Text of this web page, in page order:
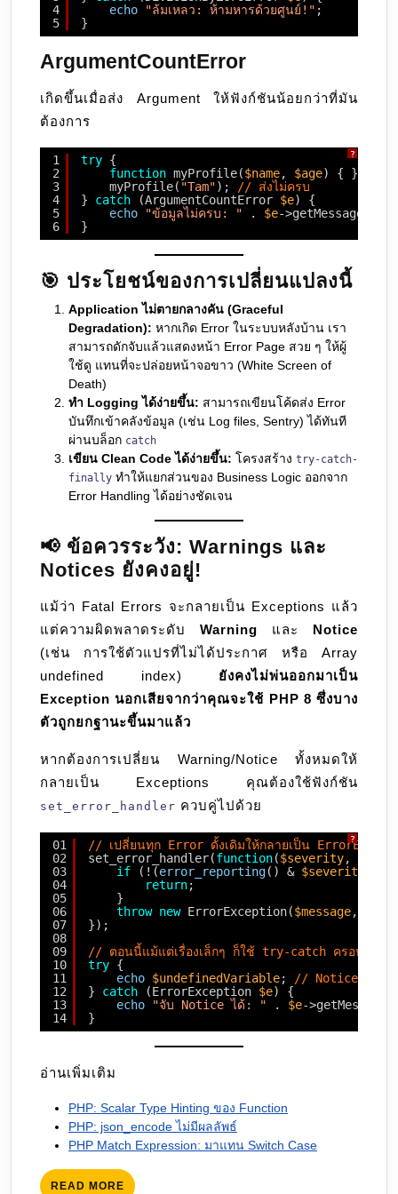
4
5
echo
"ล้มเหลว: ห้ามหารด้วยศูนย์!" ;
}
ArgumentCountError
เกิดขึ้นเมื่อส่ง Argument ให้ฟังก์ชันน้อยกว่าที่มัน
ต้องการ
?
1
2
3
4
5
6
try {
function myProfile($name, $age) { }
myProfile( "Tam"); // ส่งไม่ครบ
} catch (ArgumentCountError $e) {
echo
"ข้อมูลไม่ครบ: " . $e->getMessage();
}
🎯 ประโยชน์ของการเปลี่ยนแปลงนี้
Application ไม่ตายกลางคัน (Graceful
Degradation): หากเกิด Error ในระบบหลังบ้าน เรา
สามารถดักจับแล้วแสดงหน้า Error Page สวย ๆ ให้ผู้
ใช้ดู แทนที่จะปล่อยหน้าจอขาว (White Screen of
Death)
ทำ Logging ได้ง่ายขึ้น: สามารถเขียนโค้ดส่ง Error
บันทึกเข้าคลังข้อมูล (เช่น Log files, Sentry) ได้ทันที
ผ่านบล็อก catch
เขียน Clean Code ได้ง่ายขึ้น: โครงสร้าง try-catch-
finally ทำให้แยกส่วนของ Business Logic ออกจาก
Error Handling ได้อย่างชัดเจน
📢 ข้อควรระวัง: Warnings และ
Notices ยังคงอยู่!
แม้ว่า Fatal Errors จะกลายเป็น Exceptions แล้ว
แต่ความผิดพลาดระดับ Warning และ Notice
(เช่น การใช้ตัวแปรที่ไม่ได้ประกาศ หรือ Array
undefined index) ยังคงไม่พ่นออกมาเป็น
Exception นอกเสียจากว่าคุณจะใช้ PHP 8 ซึ่งบาง
ตัวถูกยกฐานะขึ้นมาแล้ว
หากต้องการเปลี่ยน Warning/Notice ทั้งหมดให้
กลายเป็น Exceptions คุณต้องใช้ฟังก์ชัน
set_error_handler ควบคู่ไปด้วย
?
01
02
03
04
05
06
07
08
09
10
11
12
13
14
// เปลี่ยนทุก Error ดั้งเดิมให้กลายเป็น
set_error_handler(function($severity,
if
(!(error_reporting() & $severity
return;
}
throw new ErrorException($message, 0,
});
// ตอนนี้แม้แต่เรื่องเล็กๆ ก็ใช้ try-catch ครอบได้แล้
try {
echo $undefinedVariable; // Notice ดั้งเดิ
} catch (ErrorException $e) {
echo
"จับ Notice ได้: " . $e-
}
อ่านเพิ่มเติม
PHP: Scalar Type Hinting ของ Function
PHP: json_encode ไม่มีผลลัพธ์
PHP Match Expression: มาแทน Switch Case
READ MORE READ